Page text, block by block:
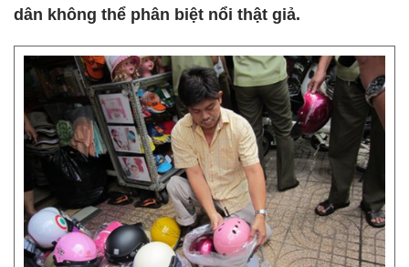
dân không thể phân biệt nổi thật giả.